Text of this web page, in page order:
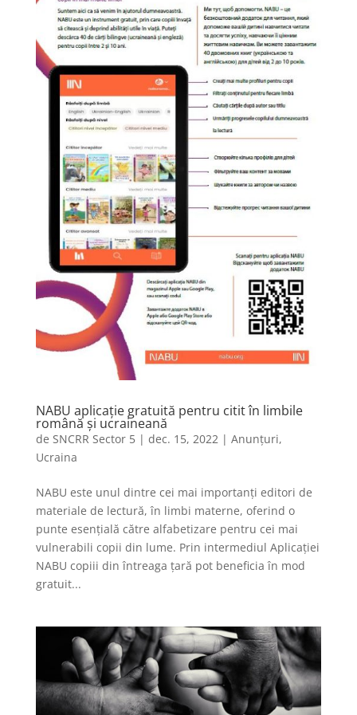
NABU aplicație gratuită pentru citit în limbile
română și ucraineană
de SNCRR Sector 5| dec. 15, 2022| Anunțuri,
Ucraina
NABU este unul dintre cei mai importanți editori de
materiale de lectură, în limbi materne, oferind o
punte esențială către alfabetizare pentru cei mai
vulnerabili copii din lume. Prin intermediul Aplicației
NABU copiii din întreaga țară pot beneficia în mod
gratuit...